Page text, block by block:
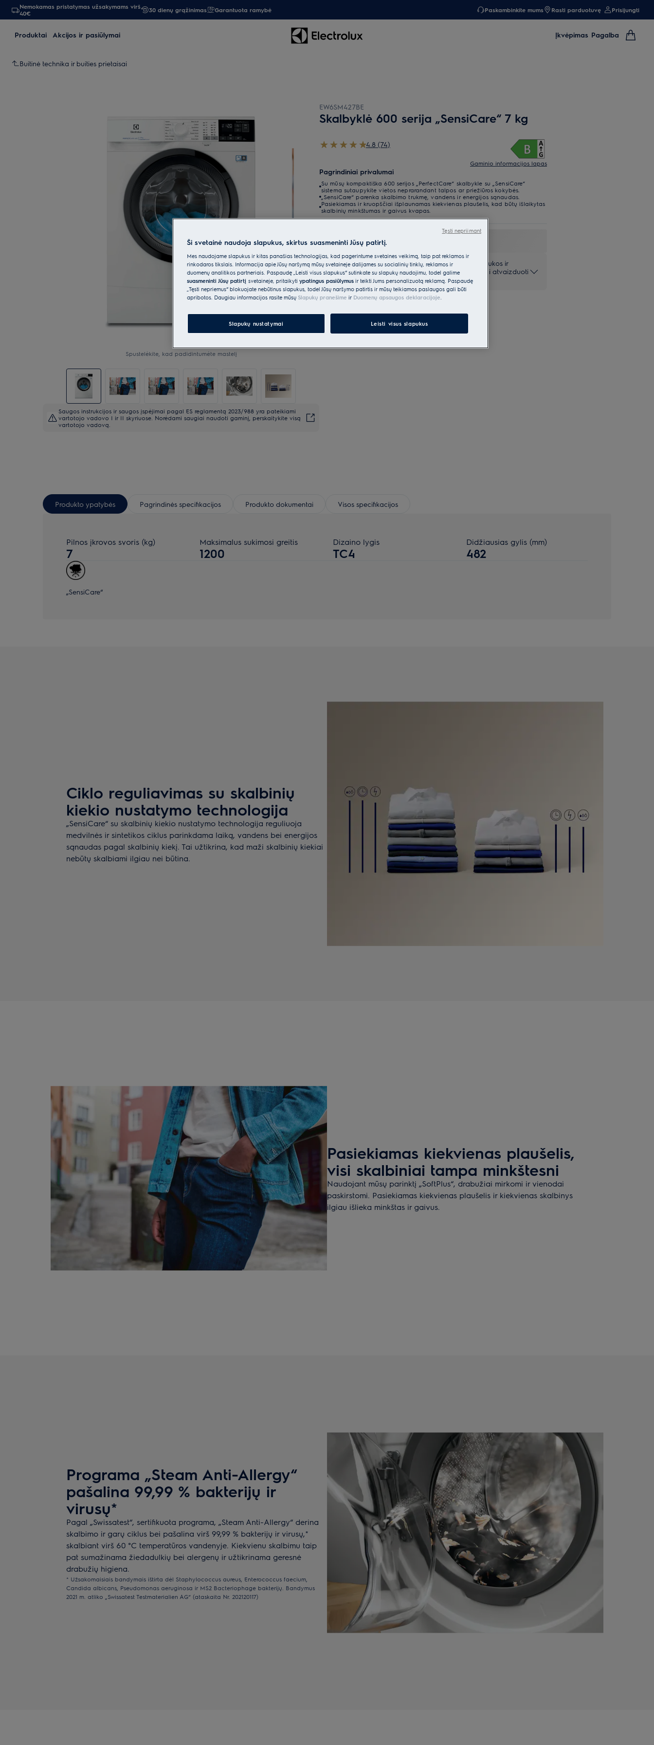
Nemokamas pristatymas užsakymams virš
40€
30 dienų grąžinimas Garantuota ramybė Paskambinkite mums Rasti parduotuvę Prisijungti
Produktai Akcijos ir pasiūlymai Įkvėpimas Pagalba
Buitinė technika ir buities prietaisai
Spustelėkite, kad padidintumėte mastelį
Saugos instrukcijos ir saugos įspėjimai pagal ES reglamentą 2023/988 yra pateikiami
vartotojo vadovo I ir II skyriuose. Norėdami saugiai naudoti gaminį, perskaitykite visą
vartotojo vadovą.
EW6SM427BE
Skalbyklė 600 serija „SensiCare“ 7 kg
4.8 (74)
Gaminio informacijos lapas
Pagrindiniai privalumai
Su mūsų kompaktiška 600 serijos „PerfectCare“ skalbykle su „SensiCare“
sistema sutaupykite vietos neprarandant talpos ar priežiūros kokybės.
„SensiCare“ parenka skalbimo trukmę, vandens ir energijos sąnaudas.
Pasiekiamas ir kruopščiai išplaunamas kiekvienas plaušelis, kad būtų išlaikytas
skalbinių minkštumas ir gaivus kvapas.
*Produkto puslapio galerijoje pateiktos nuotraukos ir
vaizdo įrašai yra tik iliustraciniai ir gali netiksliai atvaizduoti
šį modelį.
Produkto ypatybės Pagrindinės specifikacijos Produkto dokumentai Visos specifikacijos
Pilnos įkrovos svoris (kg)
7
Maksimalus sukimosi greitis
1200
Dizaino lygis
TC4
Didžiausias gylis (mm)
482
„SensiCare“
Ciklo reguliavimas su skalbinių
kiekio nustatymo technologija
„SensiCare“ su skalbinių kiekio nustatymo technologija reguliuoja
medvilnės ir sintetikos ciklus parinkdama laiką, vandens bei energijos
sąnaudas pagal skalbinių kiekį. Tai užtikrina, kad maži skalbinių kiekiai
nebūtų skalbiami ilgiau nei būtina.
Pasiekiamas kiekvienas plaušelis,
visi skalbiniai tampa minkštesni
Naudojant mūsų parinktį „SoftPlus“, drabužiai mirkomi ir vienodai
paskirstomi. Pasiekiamas kiekvienas plaušelis ir kiekvienas skalbinys
ilgiau išlieka minkštas ir gaivus.
Programa „Steam Anti-Allergy“
pašalina 99,99 % bakterijų ir
virusų*
Pagal „Swissatest“, sertifikuota programa, „Steam Anti-Allergy“ derina
skalbimo ir garų ciklus bei pašalina virš 99,99 % bakterijų ir virusų,*
skalbiant virš 60 °C temperatūros vandenyje. Kiekvienu skalbimu taip
pat sumažinama žiedadulkių bei alergenų ir užtikrinama geresnė
drabužių higiena.
* Užsakomaisiais bandymais ištirta dėl Staphylococcus aureus, Enterococcus faecium,
Candida albicans, Pseudomonas aeruginosa ir MS2 Bacteriophage bakterijų. Bandymus
2021 m. atliko „Swissatest Testmaterialien AG“ (ataskaita Nr. 202120117)
Ši svetainė naudoja slapukus, skirtus suasmeninti Jūsų patirtį.
Mes naudojame slapukus ir kitas panašias technologijas, kad pagerintume svetainės veikimą, taip pat reklamos ir
rinkodaros tikslais. Informacija apie Jūsų naršymą mūsų svetainėje dalijamės su socialinių tinklų, reklamos ir
duomenų analitikos partneriais. Paspaudę „Leisti visus slapukus“ sutinkate su slapukų naudojimu, todėl galime
suasmeninti Jūsų patirtį svetainėje, pritaikyti ypatingus pasiūlymus ir teikti Jums personalizuotą reklamą. Paspaudę
„Tęsti nepriėmus“ blokuojate nebūtinus slapukus, todėl Jūsų naršymo patirtis ir mūsų teikiamos paslaugos gali būti
apribotos. Daugiau informacijos rasite mūsų Slapukų pranešime ir Duomenų apsaugos deklaracijoje.
Slapukų nustatymai Leisti visus slapukus
Tęsti nepriimant